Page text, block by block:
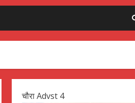
चौरा Advst 4